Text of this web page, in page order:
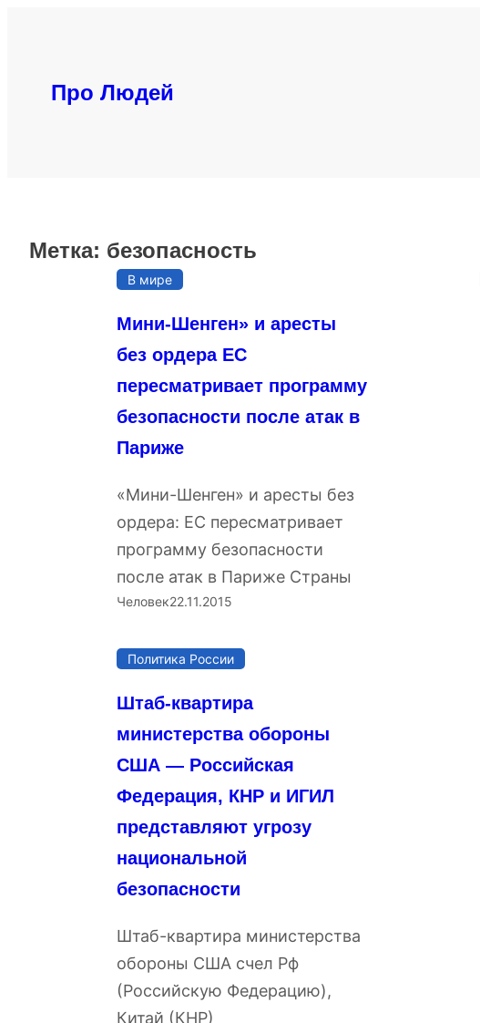
Про Людей
Метка: безопасность
В мире
Мини-Шенген» и аресты
без ордера ЕС
пересматривает программу
безопасности после атак в
Париже
«Мини-Шенген» и аресты без
ордера: ЕС пересматривает
программу безопасности
после атак в Париже Страны
Человек22.11.2015
Политика России
Штаб-квартира
министерства обороны
США — Российская
Федерация, КНР и ИГИЛ
представляют угрозу
национальной
безопасности
Штаб-квартира министерства
обороны США счел Рф
(Российскую Федерацию),
Китай (КНР)